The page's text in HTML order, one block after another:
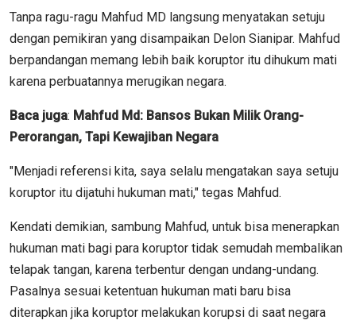
Tanpa ragu-ragu Mahfud MD langsung menyatakan setuju
dengan pemikiran yang disampaikan Delon Sianipar. Mahfud
berpandangan memang lebih baik koruptor itu dihukum mati
karena perbuatannya merugikan negara.
Baca juga: Mahfud Md: Bansos Bukan Milik Orang-
Perorangan, Tapi Kewajiban Negara
"Menjadi referensi kita, saya selalu mengatakan saya setuju
koruptor itu dijatuhi hukuman mati," tegas Mahfud.
Kendati demikian, sambung Mahfud, untuk bisa menerapkan
hukuman mati bagi para koruptor tidak semudah membalikan
telapak tangan, karena terbentur dengan undang-undang.
Pasalnya sesuai ketentuan hukuman mati baru bisa
diterapkan jika koruptor melakukan korupsi di saat negara